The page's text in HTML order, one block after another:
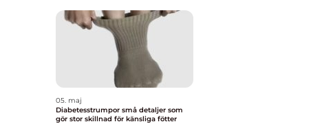
05. maj
Diabetesstrumpor små detaljer som
gör stor skillnad för känsliga fötter